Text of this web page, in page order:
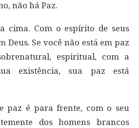
não há Paz.
cima. Com o espírito de seus
Deus. Se você não está em paz
espiritual, com a
existência, sua paz está
paz é para frente, com o seu
dos homens brancos